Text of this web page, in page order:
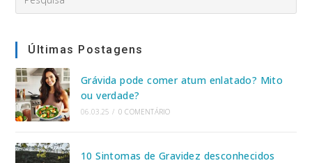
this
Últimas Postagens
Grávida pode comer atum enlatado? Mito
ou verdade?
06.03.25 / 0 COMENTÁRIO
10 Sintomas de Gravidez desconhecidos